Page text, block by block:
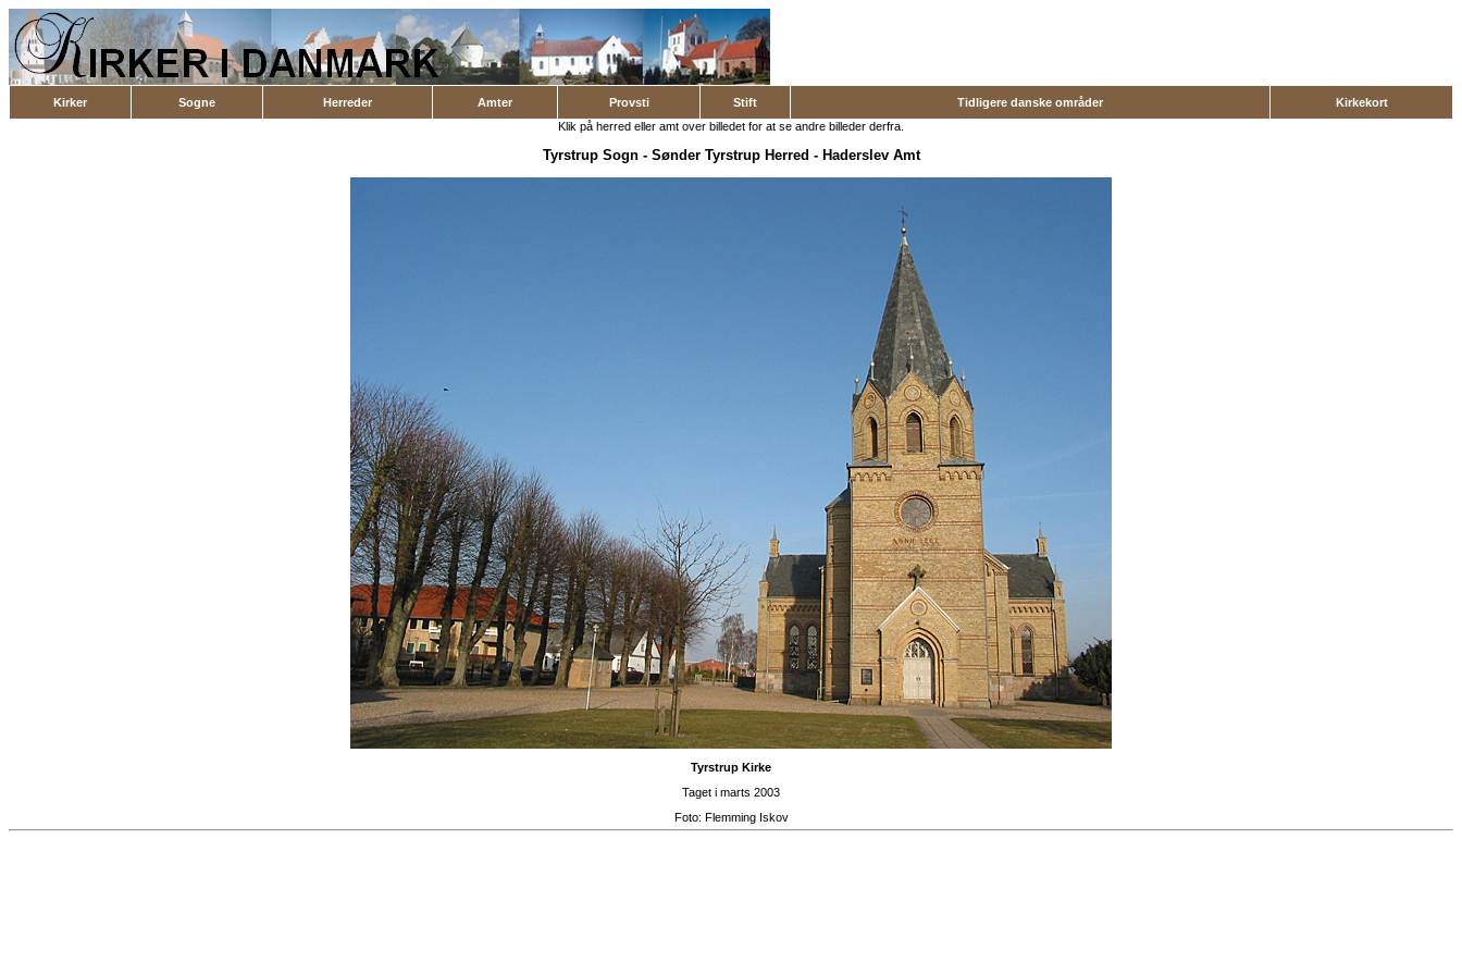
Kirker Sogne Herreder Amter Provsti Stift Tidligere danske områder
Kirkekort
Klik på herred eller amt over billedet for at se andre billeder derfra.
Tyrstrup Sogn- Sønder Tyrstrup Herred - Haderslev Amt
Tyrstrup Kirke
Taget i marts 2003
Foto: Flemming Iskov